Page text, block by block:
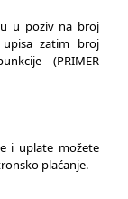
u poziv na broj
zatim broj
(PRIMER
i uplate možete
plaćanje.